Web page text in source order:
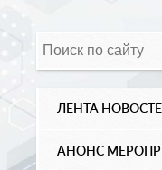
ЛЕНТА
АНОНС